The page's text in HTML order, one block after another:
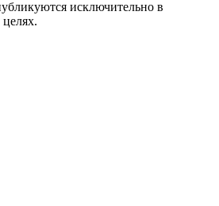
исключительно в